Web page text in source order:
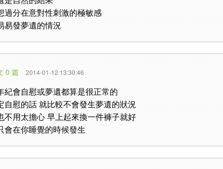
過分在意對性刺激的極敏感
易發夢遺的情況
0 篇 2014-01-12 13:30:46
紀會自慰或夢遺都算是很正常的
自慰的話 就比較不會發生夢遺的狀況
不用太擔心 早上起來換一件褲子就好
會在你睡覺的時候發生